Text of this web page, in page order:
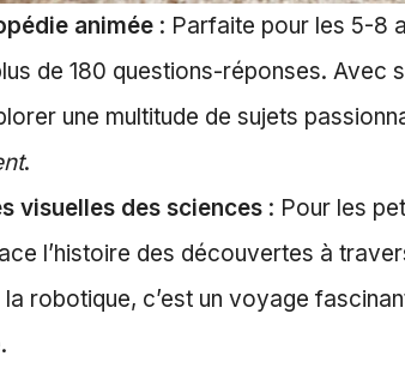
animée : Parfaite pour les 5-8
de 180 questions-réponses. Avec
une multitude de sujets
.
visuelles des sciences : Pour les
l’histoire des découvertes à
la robotique, c’est un voyage